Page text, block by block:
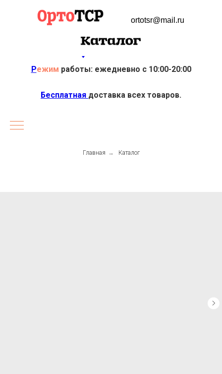
ortotsr@mail.ru
Режим работы: ежедневно с 10:00-20:00
Бесплатная доставка всех товаров.
Главная → Каталог